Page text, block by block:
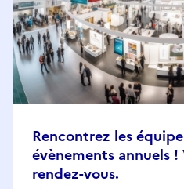
Rencontrez les
évènements annuels
rendez-vous.